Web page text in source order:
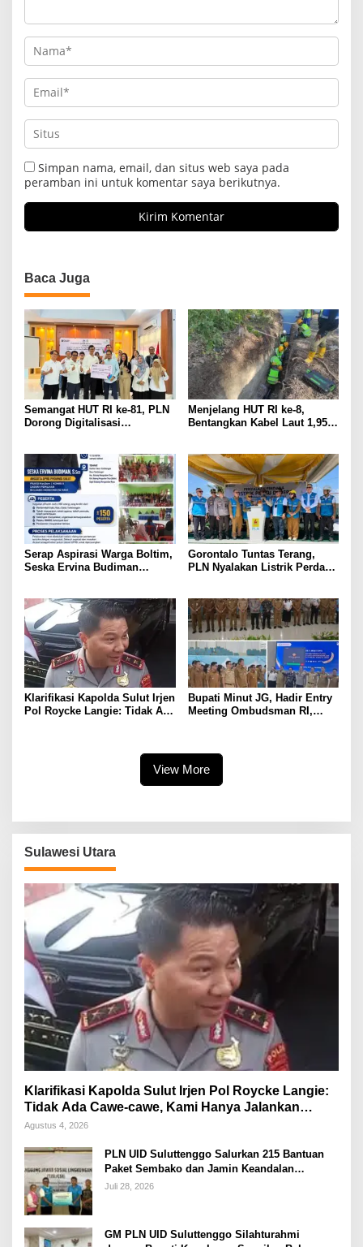
Simpan nama, email, dan situs web saya pada
peramban ini untuk komentar saya berikutnya.
Baca Juga
Semangat HUT RI ke-81, PLN
Dorong Digitalisasi
Menjelang HUT RI ke-8,
Bentangkan Kabel Laut 1,95
Tuntaskan 100 Persen Rasio
Desa Berlistrik Provinsi
Gorontalo
Serap Aspirasi Warga Boltim,
Seska Ervina Budiman
UMKM
Gorontalo Tuntas Terang,
PLN Nyalakan Listrik Perdana
Capai 100 Persen
Klarifikasi Kapolda Sulut Irjen
Pol Roycke Langie: Tidak Ada
Bupati Minut JG, Hadir Entry
Meeting Ombudsman RI,
View More
Sulawesi Utara
Klarifikasi Kapolda Sulut Irjen Pol Roycke Langie:
Tidak Ada Cawe-cawe, Kami Hanya Jalankan
Perintah Undang-Undang
Agustus 4, 2026
PLN UID Suluttenggo Salurkan 215 Bantuan
Paket Sembako dan Jamin Keandalan
Kelistrikan Pasca Bencana di Tamako
Juli 28, 2026
GM PLN UID Suluttenggo Silahturahmi